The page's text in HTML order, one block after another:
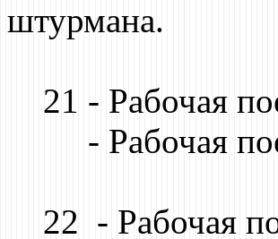
штурмана.
21 - Рабочая
- Рабочая
22 - Рабочая